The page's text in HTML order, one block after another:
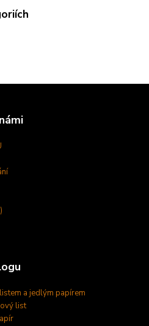
a jedlým papírem
list